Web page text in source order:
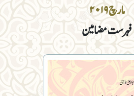
مارچ ۲۰۱۹
فہرست مضامین